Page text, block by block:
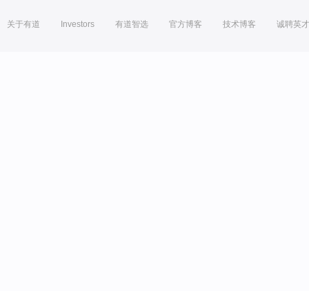
关于有道 Investors 有道智选 官方博客 技术博客 诚聘英才